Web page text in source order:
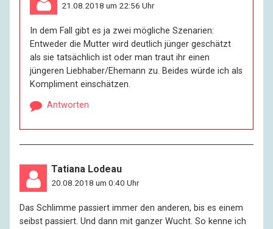
21.08.2018 um 22:56 Uhr
In dem Fall gibt es ja zwei mögliche Szenarien:
Entweder die Mutter wird deutlich jünger geschätzt
als sie tatsächlich ist oder man traut ihr einen
jüngeren Liebhaber/Ehemann zu. Beides würde ich als
Kompliment einschätzen.
Antworten
Tatiana Lodeau
20.08.2018 um 0:40 Uhr
Das Schlimme passiert immer den anderen, bis es einem
seibst passiert. Und dann mit ganzer Wucht. So kenne ich